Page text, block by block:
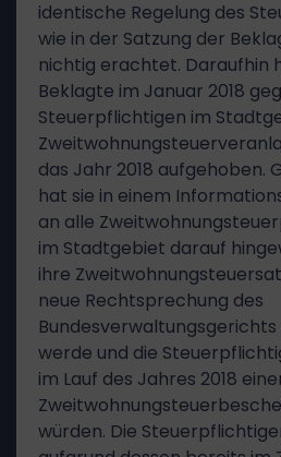
identische Regelung des
wie in der Satzung der
nichtig erachtet. Daraufhin
Beklagte im Januar 2018
Steuerpflichtigen im
das Jahr 2018 aufgehoben.
hat sie in einem
an alle
im Stadtgebiet darauf
ihre
neue Rechtsprechung des
werde und die
im Lauf des Jahres 2018
würden. Die